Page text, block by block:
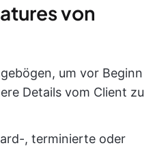
von
um vor Beginn
Details vom Client zu
, terminierte oder